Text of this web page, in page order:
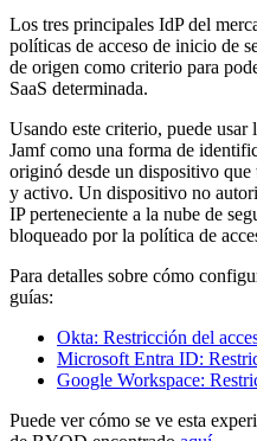
Los tres principales IdP del
políticas de acceso de inicio de
de origen como criterio para
SaaS determinada.
Usando este criterio, puede usar
Jamf como una forma de
originó desde un dispositivo
y activo. Un dispositivo no
IP perteneciente a la nube de
bloqueado por la política de
Para detalles sobre cómo
guías:
Okta: Restricción del
Microsoft Entra ID:
Google Workspace:
Puede ver cómo se ve esta